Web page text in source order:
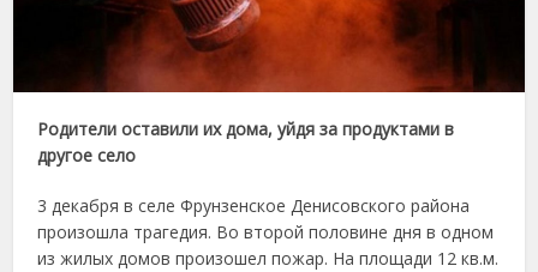
Родители оставили их дома, уйдя за продуктами в
другое село
3 декабря в селе Фрунзенское Денисовского района
произошла трагедия. Во второй половине дня в одном
из жилых домов произошел пожар. На площади 12 кв.м.